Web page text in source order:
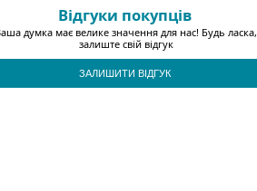
Відгуки покупців
думка має велике значення для нас! Будь ласка,
залиште свій відгук
ЗАЛИШИТИ ВІДГУК